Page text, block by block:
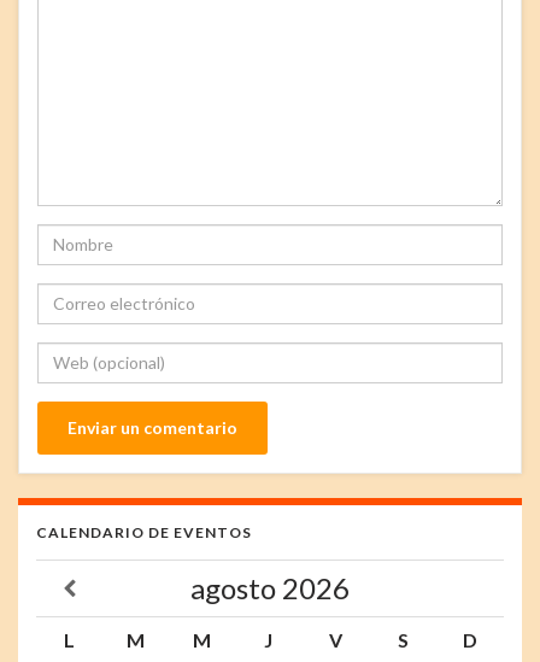
CALENDARIO DE EVENTOS
agosto 2026
L M M J V S
D